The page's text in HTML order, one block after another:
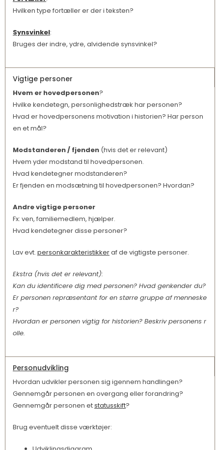
Hvilken type fortæller er der i teksten?
Synsvinkel:
Bruges der indre, ydre, alvidende synsvinkel?
Vigtige personer
Hvem er hovedpersonen?
Hvilke kendetegn, personlighedstræk har personen?
Hvad er hovedpersonens motivation i historien? Har person
en et mål?
Modstanderen / fjenden (hvis det er relevant)
Hvem yder modstand til hovedpersonen.
Hvad kendetegner modstanderen?
Er fjenden en modsætning til hovedpersonen? Hvordan?
Andre vigtige personer
Fx: ven, familiemedlem, hjælper.
Hvad kendetegner disse personer?
Lav evt. personkarakteristikkeraf de vigtigste personer.
Ekstra (hvis det er relevant):
Kan du identificere dig med personen? Hvad genkender du?
Er personen repræsentant for en større gruppe af menneske
r?
Hvordan er personen vigtig for historien? Beskriv personens r
olle.
Personudvikling
Hvordan udvikler personen sig igennem handlingen?
Gennemgår personen en overgang eller forandring?
Gennemgår personen etstatusskift?
Brug eventuelt disse værktøjer: